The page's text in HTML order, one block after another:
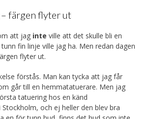
färgen flyter ut
att jag inte ville att det skulle bli en
fin linje ville jag ha. Men redan dagen
flyter ut.
förstås. Man kan tycka att jag får
går till en hemmatatuerare. Men jag
tatuering hos en känd
och ej heller den blev bra